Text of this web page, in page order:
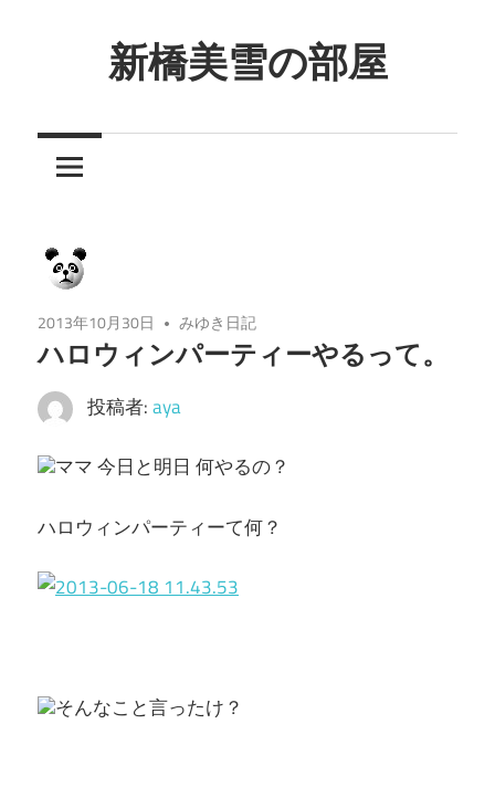
ツ
ッ
新橋美雪の部屋
ん
し
癒
し
の
空
間
2013年10月30日 みゆき日記
ハロウィンパーティーやるって。
投稿者:aya
ママ 今日と明日 何やるの？
ハロウィンパーティーて何？
そんなこと言ったけ？